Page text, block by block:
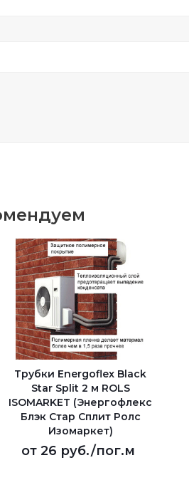
Трубки Energoflex Black
Star Split 2 м ROLS
ISOMARKET (Энергофлекс
Блэк Стар Сплит Ролс
Изомаркет)
от 26 руб./пог.м